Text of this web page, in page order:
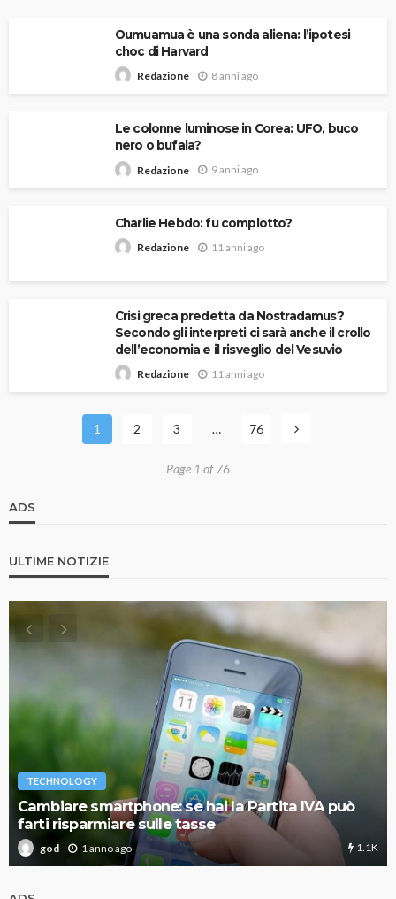
Oumuamua è una sonda aliena: l’ipotesi
choc di Harvard
Redazione 8 anni ago
Le colonne luminose in Corea: UFO, buco
nero o bufala?
Redazione 9 anni ago
Charlie Hebdo: fu complotto?
Redazione 11 anni ago
Crisi greca predetta da Nostradamus?
Secondo gli interpreti ci sarà anche il crollo
dell’economia e il risveglio del Vesuvio
Redazione 11 anni ago
1 2 3 … 76
Page 1 of 76
ADS
ULTIME NOTIZIE
TECHNOLOGY
Cambiare smartphone: se hai la Partita IVA può
farti risparmiare sulle tasse
god 1 anno ago 1.1K